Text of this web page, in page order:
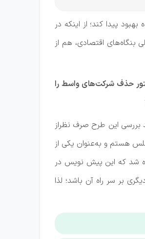
پیدا کند؛ از اینکه در
بنگاه‌های اقتصادی، هم از
حذف شرکت‌های واسط را
بررسی این طرح صرف نظراز
البته از حق نگذریم؛ باید اذعان کنم در طول ۶ سالی که بنده در مجلس هستم و به‌عنوان یکی از
شد که این پیش نویس در
بر سر راه آن باشد؛ لذا